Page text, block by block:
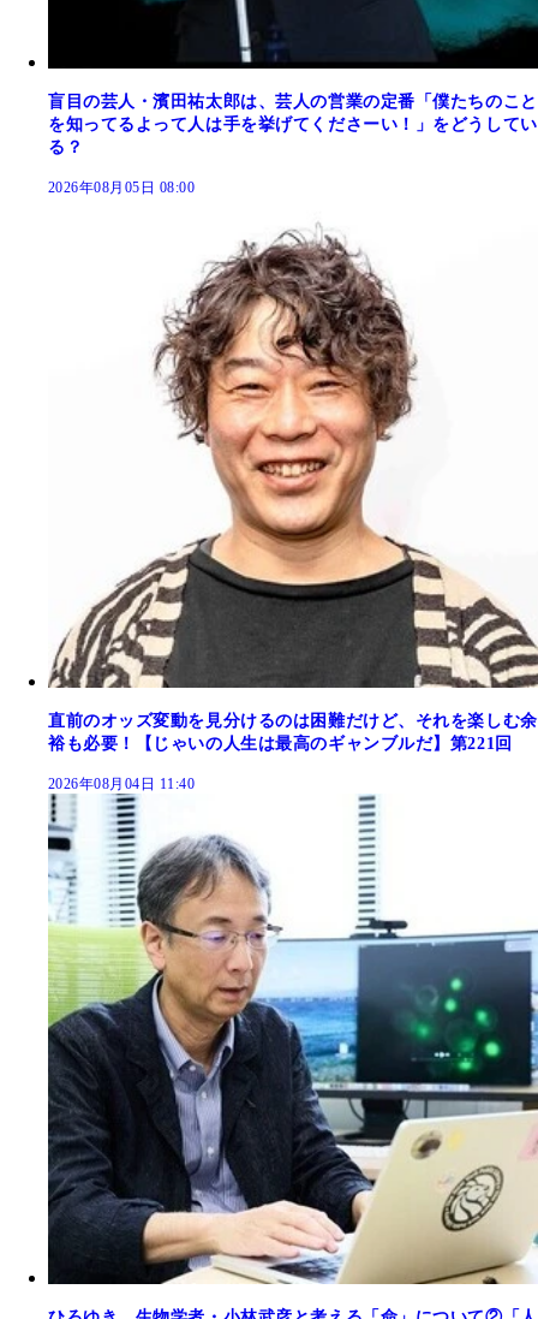
盲目の芸人・濱田祐太郎は、芸人の営業の定番「僕たちのこと
を知ってるよって人は手を挙げてくださーい！」をどうしてい
る？
2026年08月05日 08:00
直前のオッズ変動を見分けるのは困難だけど、それを楽しむ余
裕も必要！【じゃいの人生は最高のギャンブルだ】第221回
2026年08月04日 11:40